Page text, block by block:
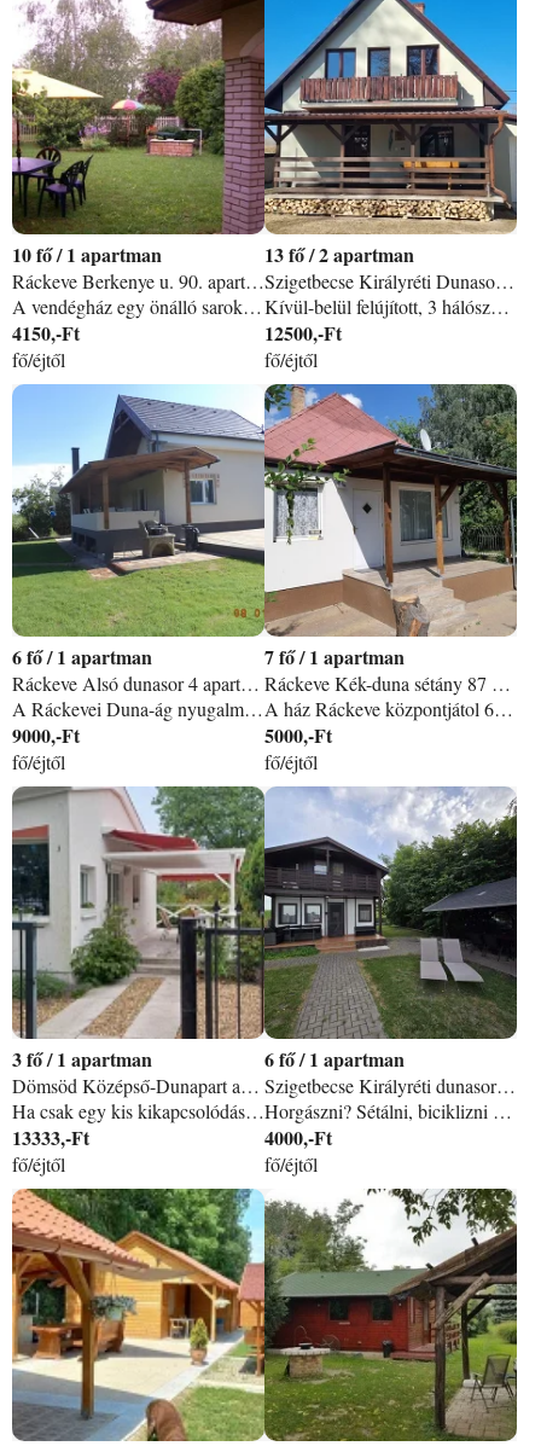
10 /1 apartman
Ráckeve Berkenye u. 90. apartman
A vendégház egy önálló saroktelken fekszik Ráckeve déli végében, az RSD balpartján lévő ˝Fanyilas˝ nevű városrészben, a Kerekzátony-sziget déli csúcsa felé nyíló dunai panorámával. Vízparti vendégházunk téliesített: a központi fűtés mellett fatüzelésű kandalló is van a nappaliban. Vendégházunkban korlátlan internet és kábelTV csatornák állnak rendelkezésükre. A bekerített telken gondozott díszkert, továbbá bográcshely, kerti grill található. Részletek: A földszinten berendezett, hűtő- és mosogatógéppel, elektromos tűzhellyel, sütővel is felszerelt konyha, étkező, nappali, kádas fürdőszoba. Az emeleten 2 hálószoba ( egyikben 200x220 cm méretű kétmatracos duplaágy) - összesen 6 fő, pótágyakkal maximum 10 fő elhelyezésére alkalmas. Az emeleti előszobából tusolós fürdőszoba nyílik. Mindkét szinten található WC. A vízparti vendégházhoz fedett terasz, gondozott kert, önálló Kis-Duna-i partszakasz és stég tartozik, ami a fürdésen kívül lehetőséget ad csónakázásra, horgászásra. Ráckeve horgászparadicsom, a zsiliprendszerek között szabályozott a vízszint, és max 0, 5 km/h a Duna sebessége. Megközelítési módok: a. / Ráckeve Budapestről az M0-ás autóútról lekanyarodva a Halásztelek-Tököl útvonalon közelíthető meg (kb. 40 perces autóút). b. / Az 51-es útról Kiskunlacházánál kell Ráckevének venni az irányt (4 km). c. / A 6-os útról a lórévi komppal átkelve legrövidebb Ráckevére jutni, de az ercsi vagy a százhalombattai kompot is lehet használni (Szigetújfalu illetve Tököl útbaejtésével). d. / A Budapest-Vágóhídról induló HÉV-nek Ráckevén van a végállomása. e. / Volán autóbusz járatok Csepelről és a Népliget végállomásról indulnak Ráckevére. f. / Vízi úton Budapest felől a Kvassay-zsilipen, déli irányból a Tassi-zsilipen keresztül juthatnak a Ráckevei-Soroksári Dunaágba. A vízparti vendégház szállásdíja a hiánytalanul felszerelt, kertes lakóépület ÖNÁLLÓ használatát, kocsibeállási lehetőséget és a saját stég használatát is tartalmazza. Mindig kérjen részletes ajánlatot, amihez próbálja meg az igényeit, adatait felsorolni - mert az összes fizetendő (szállásdíj, idegenforgalmi adó, rezsi-hozzájárulás, egyéb) ezektől függ. Vannak extra szolgáltatásaink is, amiket majd az ajánlatban láthat!
4150,-Ft
fő/éjtől
13 /2 apartman
Szigetbecse Királyréti Dunasor 75 apartman
Kívül-belül felújított, 3 hálószobás 6 férőhelyes szigetelt kertesház fedett terasszal, légkondival, gázfűtéssel. Körbekerített udvar. Rönkfa játszótér. Kinti és benti játékok. Rácsos ágy, etetőszék, fürdetőkád, 3in1 babakocsi, babaőr, bili, wc szűkítő, gyermek étkészlet. Vízibicikli, kismedence, kenu. Saját 20nm-es stég, fényekkel, áramforásokkal, díszvilágítással, kiülővel, bográcsozóval és grillezővel. Tüzifa ingyenes. Teljes felszerelés a grillhez és bográcshoz is, kinti kiülők, napozók. A házhoz jár egy csónak elektromotorral és akkumulátorral, töltővel. Parkolóhely az udvarban 3 autó részére, a ház előtt 2 autó részére. Nem bulizó hely, hangoskodni és zenét üvöltetni szigorúan tilos. Háziállatot nem fogadunk! Teljesen privát, idegeneknek bejárása sehova nincs. Plusz költségek: Az idegenforgalmi adó (IFA 2026-ban) 450ft/fő/éj.
12500,-Ft
fő/éjtől
6 /1 apartman
Ráckeve Alsó dunasor 4 apartman
A Ráckevei Duna-ág nyugalmat árasztó környezete ideális hely a teljes pihenésre. A HÁZÁRA! 45000 /nap Kiadó nyaraloink környezetében számtalan program, lehetőség adódik, részint víz, részint a környezetből adódóan. A horgászat, nyaralás, aktív pihenés és a vízitúrák szerelmesei több helyszínen hódolhatnak hobbijuknak a pihenésük során. A vízparti nyaraló gondozott kertjében megtalálnak mindent, napozó ágyak kerti grillező kültéri teraszon konyha teljesen felszerelve. stb JULIUS 15-AGUSZTUS 30 ig MINIMUM EGY HÉT EGYBEN! Kiadó dunai vízparti nyaralóink is ebben a városban találhatóak. Amennyiben nem csak a dunai horgászat érdekli, szívesen körbe nézne Ráckevén a nyaralása alatt, ezeket a látványosságokat ajánljuk Önnek: nak mindent: napozóágyak, kialakított tűzrakóhely, kerti garnitúra stb.
9000,-Ft
fő/éjtől
7 /1 apartman
Ráckeve Kék-duna sétány 87 apartman
A ház Ráckeve központjátol 6km távolságra található a Duna ezen szakasza kiválóan alkalmas horgászatra fürdőzésre. Családoknak baráti társaságoknak kiválóan alkalmas a szabadidő eltöltésére. A ház közelében kis bolt és söröző működik. Ráckeve szép kisváros ahol minden szerdán szombaton a híres csónakos piac csalogatja a vendégeket és itt található az Aquland gyógy és élményfürdő.
5000,-Ft
fő/éjtől
3 /1 apartman
Dömsöd Középső-Dunapart apartman
Ha csak egy kis kikapcsolódásra vágysz, megszökni a város zajától a pároddal. Pihenni a Ráckevei Duna partján az árnyas fák ölelésében, a TibiFish Naplemente Vendégházat nektek találtuk ki. Várunk benneteket 2 személyes vendégházunkban, melyet kifejezetten pároknak alakítottunk ki, így minden csak a ti kényelmeteket szolgálja. Igényesen kialakított, teljesen felszerelt apartmanunk privát teret biztosít néhány nyugodt nap eltöltéséhez akár a jakuzzi nyugtató habjai között. Természetesen a gyönyörű környezet mellett várjuk a horgászat szerelmeseit is a nagy halairól méltán híres dömsödo Duna partra. Apartmanunkhoz saját stég és csónak használat tartozik. A Dömsödi strand mindössze 200 m található, sétatávolságban elérhetők éttermek, piac, boltok.
13333,-Ft
fő/éjtől
6 /1 apartman
Szigetbecse Királyréti dunasor 19 apartman
Horgászni? Sétálni, biciklizni a naplementében? Vagy napimádó vagy? Ezt itt mind megtalálod nálam. Csend nyugalom és hal! RSD Szigetbecsén közvetlen vízparti saját stéggel. Csodálatos szomszéddal. Ráckeve 8 km- re van tőlem. Ott mindent megtalálsz, és vissza térhetett a nyugalomba. Felszereltség: wifi, mikró, kávéfőző, vízforraló, gáztűzhely, hűtő fűtő klíma, napágy, bográcsozási lehetőség Bográcsozási lehetőség adott. A képek magukért beszélnek, de ezt érezni kell. Jöjjön és kapcsoljon ki! Felejthetetlen élményekkel gazdagodhat! MEGÉRI! 40. 000 ft/ház/éj Minimum 3 éjszaka
4000,-Ft
fő/éjtől